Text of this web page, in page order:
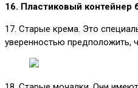
16. Пластиковый контейнер
17. Старые крема. Это
уверенностью предположить,